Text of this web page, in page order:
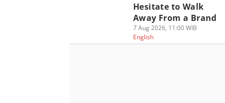
Hesitate to Walk
Away From a Brand
7 Aug 2026, 11:00 WIB
English